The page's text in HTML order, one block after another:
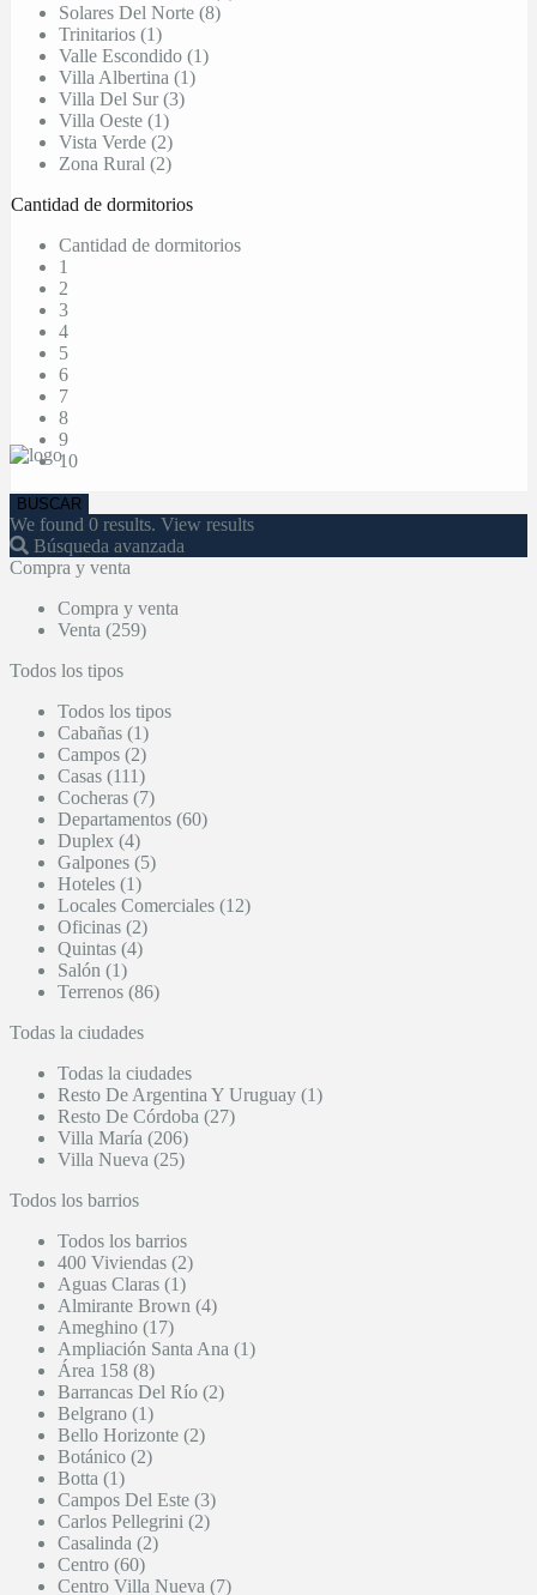
Solares Del Norte (8)
Trinitarios (1)
Valle Escondido (1)
Villa Albertina (1)
Villa Del Sur (3)
Villa Oeste (1)
Vista Verde (2)
Zona Rural (2)
Cantidad de dormitorios
Cantidad de dormitorios
1
2
3
4
5
6
7
8
9
10
We found 0 results. View results
Búsqueda avanzada
Compra y venta
Compra y venta
Venta (259)
Todos los tipos
Todos los tipos
Cabañas (1)
Campos (2)
Casas (111)
Cocheras (7)
Departamentos (60)
Duplex (4)
Galpones (5)
Hoteles (1)
Locales Comerciales (12)
Oficinas (2)
Quintas (4)
Salón (1)
Terrenos (86)
Todas la ciudades
Todas la ciudades
Resto De Argentina Y Uruguay (1)
Resto De Córdoba (27)
Villa María (206)
Villa Nueva (25)
Todos los barrios
Todos los barrios
400 Viviendas (2)
Aguas Claras (1)
Almirante Brown (4)
Ameghino (17)
Ampliación Santa Ana (1)
Área 158 (8)
Barrancas Del Río (2)
Belgrano (1)
Bello Horizonte (2)
Botánico (2)
Botta (1)
Campos Del Este (3)
Carlos Pellegrini (2)
Casalinda (2)
Centro (60)
Centro Villa Nueva (7)